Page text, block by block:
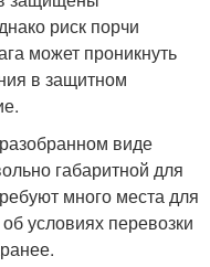
риск порчи
может проникнуть
в защитном
виде
габаритной для
много места для
условиях перевозки